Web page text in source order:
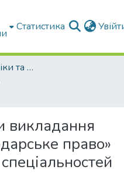
Статистика
Факультет Економіки та бізнесу
викладання
право»